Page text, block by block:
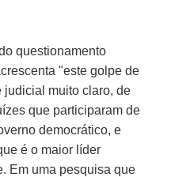
questionamento
"este golpe de
judicial muito claro, de
que participaram de
democrático, e
é o maior líder
Em uma pesquisa que